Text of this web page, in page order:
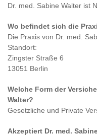
Dr. med. Sabine Walter ist
Wo befindet sich die
Die Praxis von Dr. med.
Standort:
Zingster Straße 6
13051 Berlin
Welche Form der
Walter?
Gesetzliche und Private
Akzeptiert Dr. med.